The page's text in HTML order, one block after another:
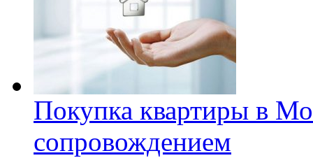
Покупка квартиры в
сопровождением